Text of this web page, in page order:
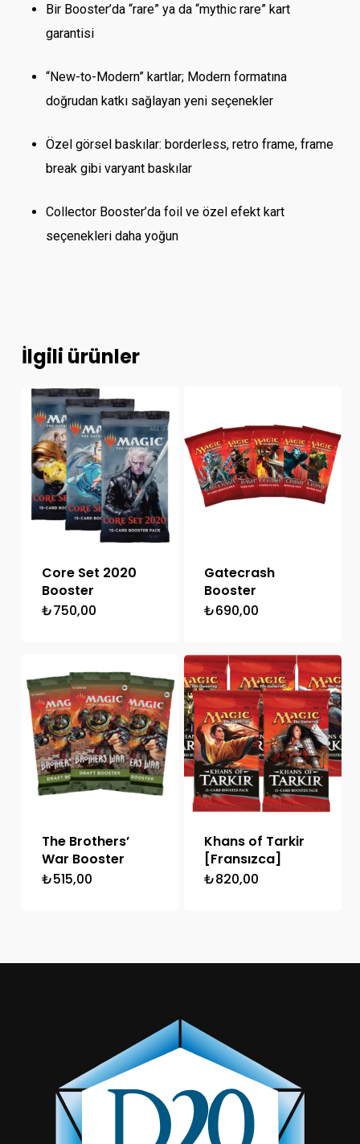
Bir Booster’da “rare” ya da “mythic rare” kart
garantisi
“New-to-Modern” kartlar; Modern formatına
doğrudan katkı sağlayan yeni seçenekler
Özel görsel baskılar: borderless, retro frame, frame
break gibi varyant baskılar
Collector Booster’da foil ve özel efekt kart
seçenekleri daha yoğun
İlgili ürünler
Core Set 2020
Booster
₺750,00
Gatecrash
Booster
₺690,00
The Brothers’
War Booster
₺515,00
Khans of Tarkir
[Fransızca]
₺820,00